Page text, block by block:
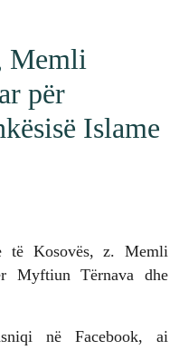
Memli
për
Islame
të Kosovës, z. Memli
Myftiun Tërnava dhe
në Facebook, ai